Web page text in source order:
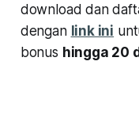
download dan
dengan link ini
bonus hingga 20